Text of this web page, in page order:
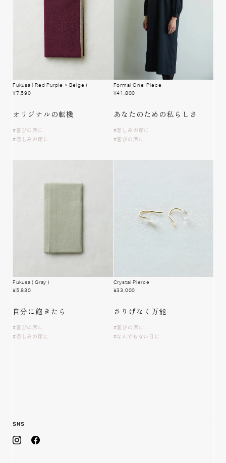
Fukusa ( Red Purple × Beige )
¥7,590
オリジナルの転機
喜びの席に
悲しみの席に
Formal One-Piece
¥41,800
あなたのための私らしさ
悲しみの席に
喜びの席に
Fukusa ( Gray )
¥5,830
自分に飽きたら
喜びの席に
悲しみの席に
Crystal Pierce
¥33,000
さりげなく万能
喜びの席に
なんでもない日に
SNS